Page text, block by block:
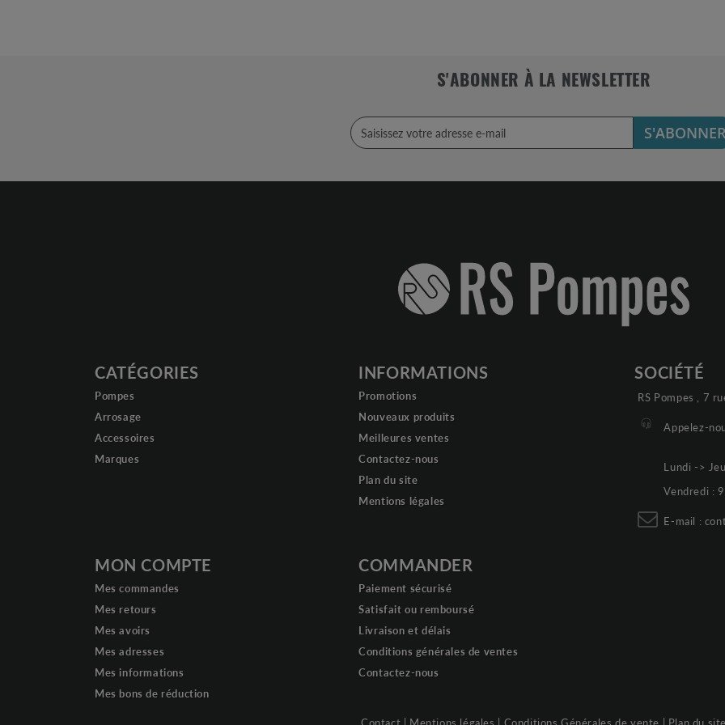
S'ABONNER À LA NEWSLETTER
CATÉGORIES
Pompes
Arrosage
Accessoires
Marques
INFORMATIONS
Promotions
Nouveaux produits
Meilleures ventes
Contactez-nous
Plan du site
Mentions légales
MON COMPTE
Mes commandes
Mes retours
Mes avoirs
Mes adresses
Mes informations
Mes bons de réduction
COMMANDER
Paiement sécurisé
Satisfait ou remboursé
Livraison et délais
Conditions générales de ventes
Contactez-nous
SOCIÉTÉ
RS Pompes , 7
Appelez-
Lundi ->
Vendredi :
E-mail :